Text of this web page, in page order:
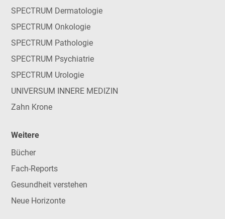
SPECTRUM Dermatologie
SPECTRUM Onkologie
SPECTRUM Pathologie
SPECTRUM Psychiatrie
SPECTRUM Urologie
UNIVERSUM INNERE MEDIZIN
Zahn Krone
Weitere
Bücher
Fach-Reports
Gesundheit verstehen
Neue Horizonte